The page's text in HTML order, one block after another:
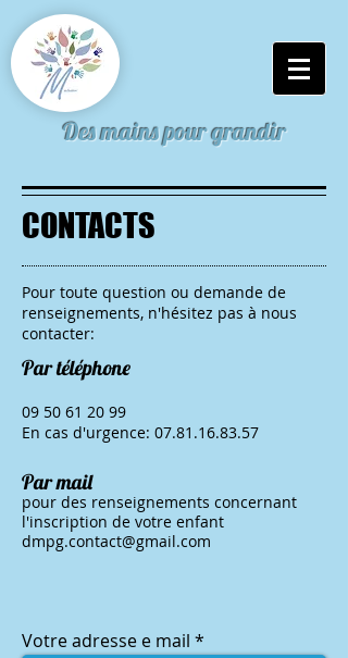
Des mains pour grandir
CONTACTS
Pour toute question ou demande de
renseignements, n'hésitez pas à nous
contacter:
Par téléphone
09 50 61 20 99
En cas d'urgence: 07.81.16.83.57
Par mail
pour des renseignements concernant
l'inscription de votre enfant
dmpg.contact@gmail.com
Votre adresse e mail